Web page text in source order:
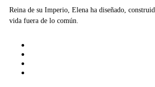
Reina de su Imperio, Elena ha diseñado,
vida fuera de lo común.